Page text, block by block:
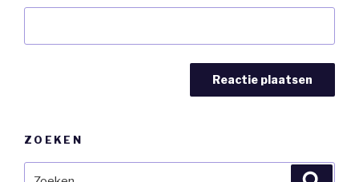
ZOEKEN